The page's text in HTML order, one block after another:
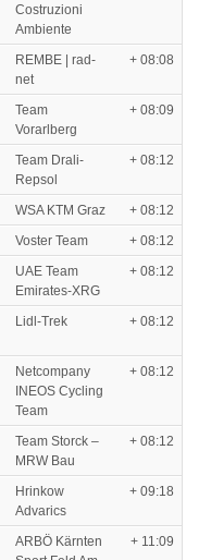
Costruzioni
Ambiente
REMBE | rad-
net
+ 08:08
Team
Vorarlberg
+ 08:09
Team Drali-
Repsol
+ 08:12
WSA KTM Graz
+ 08:12
Voster Team
+ 08:12
UAE Team
Emirates-XRG
+ 08:12
Lidl-Trek + 08:12
Netcompany
INEOS Cycling
Team
+ 08:12
Team Storck –
MRW Bau
+ 08:12
Hrinkow
Advarics
+ 09:18
ARBÖ Kärnten
+ 11:09